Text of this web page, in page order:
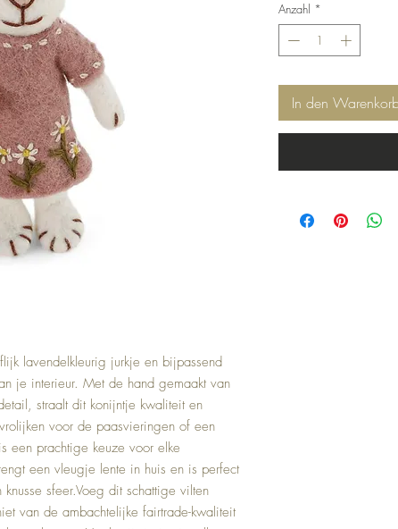
lavendelkleurig jurkje en bijpassend
je interieur. Met de hand gemaakt van
straalt dit konijntje kwaliteit en
voor de paasvieringen of een
een prachtige keuze voor elke
een vleugje lente in huis en is perfect
sfeer.Voeg dit schattige vilten
van de ambachtelijke fairtrade-kwaliteit
Anzahl *
In den